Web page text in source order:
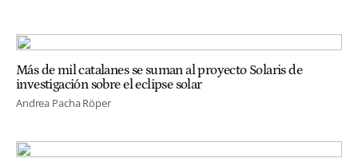
Más de mil catalanes se suman al proyecto Solaris de
investigación sobre el eclipse solar
Andrea Pacha Röper